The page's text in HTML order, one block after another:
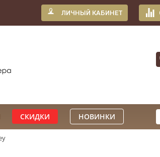
ЛИЧНЫЙ КАБИНЕТ
СКИДКИ НОВИНКИ